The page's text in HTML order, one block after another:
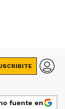
fuente en